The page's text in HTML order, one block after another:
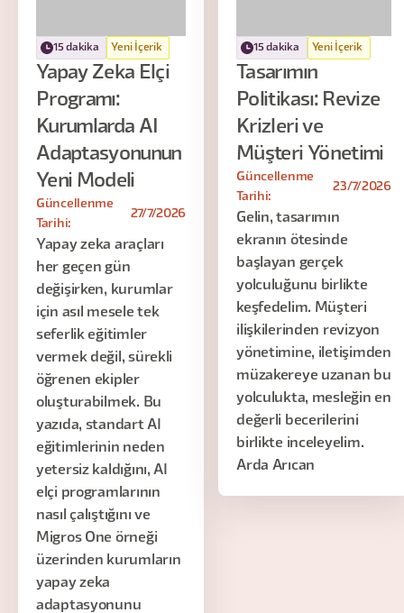
15 dakika Yeni İçerik
Yapay Zeka Elçi
Programı:
Kurumlarda AI
Adaptasyonunun
Yeni Modeli
Güncellenme
Tarihi:
27/7/2026
Yapay zeka araçları
her geçen gün
değişirken, kurumlar
için asıl mesele tek
seferlik eğitimler
vermek değil, sürekli
öğrenen ekipler
oluşturabilmek. Bu
yazıda, standart AI
eğitimlerinin neden
yetersiz kaldığını, AI
elçi programlarının
nasıl çalıştığını ve
Migros One örneği
üzerinden kurumların
yapay zeka
adaptasyonunu
15 dakika Yeni İçerik
Tasarımın
Politikası: Revize
Krizleri ve
Müşteri Yönetimi
Güncellenme
Tarihi:
23/7/2026
Gelin, tasarımın
ekranın ötesinde
başlayan gerçek
yolculuğunu birlikte
keşfedelim. Müşteri
ilişkilerinden revizyon
yönetimine, iletişimden
müzakereye uzanan bu
yolculukta, mesleğin en
değerli becerilerini
birlikte inceleyelim.
Arda Arıcan